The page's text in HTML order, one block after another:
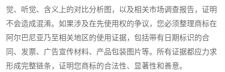
觉、听觉、含义上的对比分析图，以及相关市场调查报告，证明
不会造成混淆。如果涉及在先使用权的争议，您必须整理商标在
阿尔巴尼亚乃至相关地区的使用证据，包括带有日期标识的合
同、发票、广告宣传材料、产品包装图片等。所有证据都应力求
形成完整链条，证明您商标的合法性、显著性和善意。